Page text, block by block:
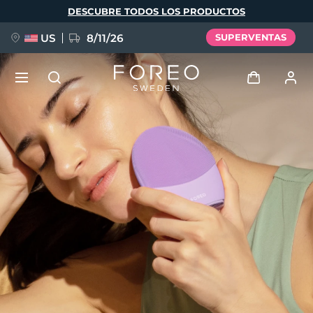
DESCUBRE TODOS LOS PRODUCTOS
US 8/11/26 SUPERVENTAS
Perfil de usuario
Mis dispositivos
Mis pedidos
Mis direcciones
Mis suscripciones
NUEVO
FAQ™ Pure Beauty-Tech Elixir
BREAKING NEWS
issa™ Teeth Whitening Set
Idioma
English Deutsch
Español
Français
Italiano
Português
Svenska
Русский
Türkçe
简体中文 繁體中文